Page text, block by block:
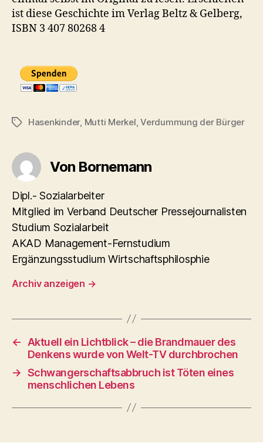
ist diese Geschichte im Verlag Beltz & Gelberg,
ISBN 3 407 80268 4
Schlagwörter
Hasenkinder, Mutti Merkel ,Verdummung der Bürger
Von Bornemann
Dipl.- Sozialarbeiter
Mitglied im Verband Deutscher Pressejournalisten
Studium Sozialarbeit
AKAD Management-Fernstudium
Ergänzungsstudium Wirtschaftsphilosphie
Archiv anzeigen →
←
Aktuell ein Lichtblick – die Brandmauer des
Denkens wurde von Welt-TV durchbrochen
→ Schwangerschaftsabbruch ist Töten eines
menschlichen Lebens